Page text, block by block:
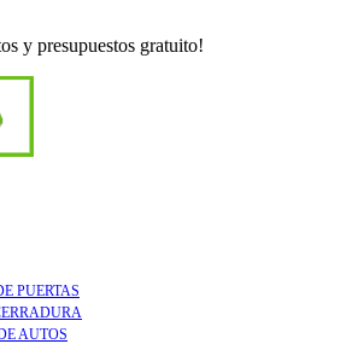
y presupuestos gratuito!
PUERTAS
AUTOS